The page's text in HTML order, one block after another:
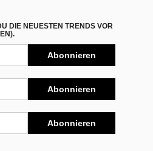
DIE NEUESTEN TRENDS VOR
Abonnieren
Abonnieren
Abonnieren